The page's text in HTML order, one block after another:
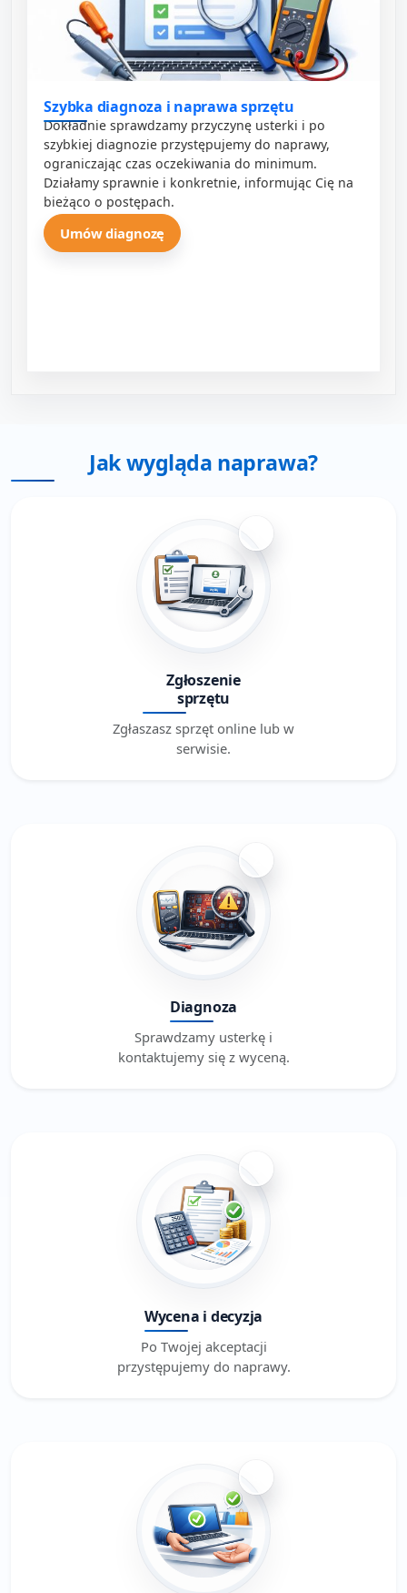
Szybka diagnoza i naprawa sprzętu
Dokładnie sprawdzamy przyczynę usterki i po
szybkiej diagnozie przystępujemy do naprawy,
ograniczając czas oczekiwania do minimum.
Działamy sprawnie i konkretnie, informując Cię na
bieżąco o postępach.
Umów diagnozę
Jak wygląda naprawa?
Zgłoszenie
sprzętu
Zgłaszasz sprzęt online lub w
serwisie.
Diagnoza
Sprawdzamy usterkę i
kontaktujemy się z wyceną.
Wycena i decyzja
Po Twojej akceptacji
przystępujemy do naprawy.